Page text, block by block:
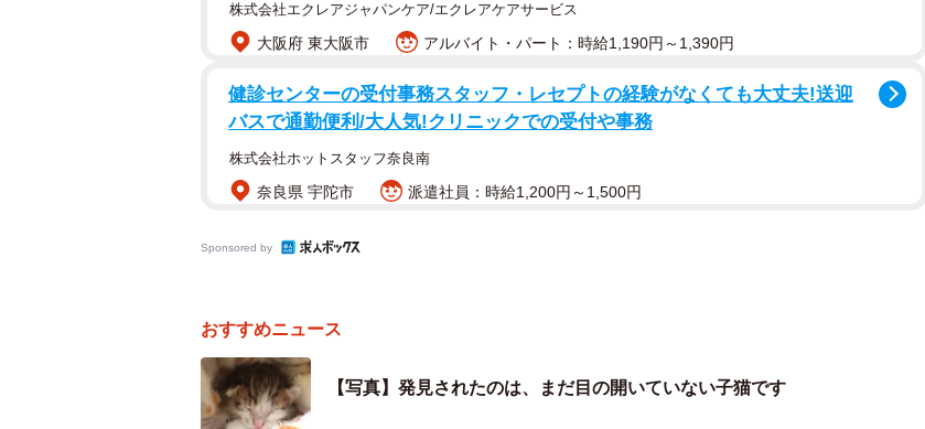
株式会社エクレアジャパンケア/エクレアケアサービス
大阪府 東大阪市 アルバイト・パート：時給1,190円～1,390円
健診センターの受付事務スタッフ・レセプトの経験がなくても大丈夫!送迎
バスで通勤便利/大人気!クリニックでの受付や事務
株式会社ホットスタッフ奈良南
奈良県 宇陀市 派遣社員：時給1,200円～1,500円
Sponsored by
おすすめニュース
【写真】発見されたのは、まだ目の開いていない子猫です